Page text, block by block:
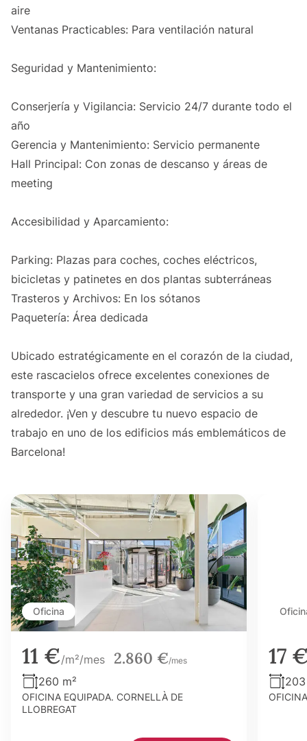
aire
Ventanas Practicables: Para ventilación natural
Seguridad y Mantenimiento:
Conserjería y Vigilancia: Servicio 24/7 durante todo el
año
Gerencia y Mantenimiento: Servicio permanente
Hall Principal: Con zonas de descanso y áreas de
meeting
Accesibilidad y Aparcamiento:
Parking: Plazas para coches, coches eléctricos,
bicicletas y patinetes en dos plantas subterráneas
Trasteros y Archivos: En los sótanos
Paquetería: Área dedicada
Ubicado estratégicamente en el corazón de la ciudad,
este rascacielos ofrece excelentes conexiones de
transporte y una gran variedad de servicios a su
alrededor. ¡Ven y descubre tu nuevo espacio de
trabajo en uno de los edificios más emblemáticos de
Barcelona!
Oficina
11 €/m²/mes 2.860 €/mes
260 m²
OFICINA EQUIPADA. CORNELLÀ DE
LLOBREGAT
17